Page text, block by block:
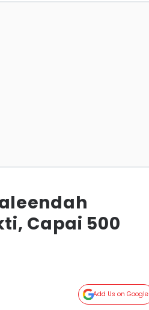
Capai 500
Add Us on Google